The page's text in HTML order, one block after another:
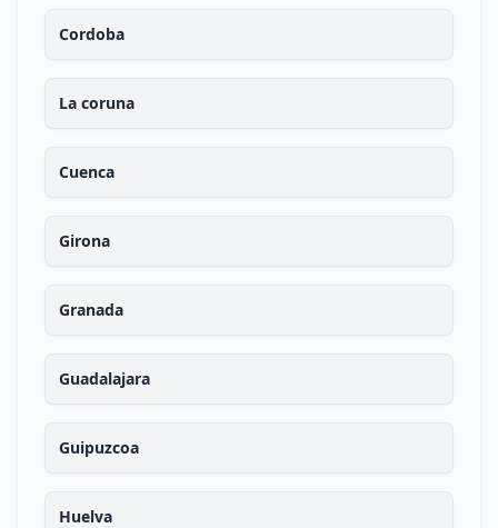
Cordoba
La coruna
Cuenca
Girona
Granada
Guadalajara
Guipuzcoa
Huelva